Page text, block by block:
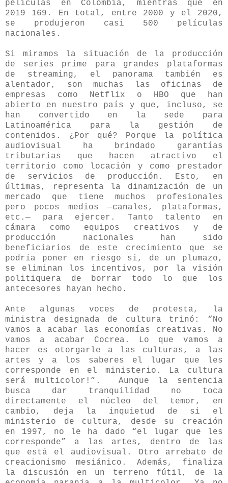
películas en Colombia, mientras que en
2019 169. En total, entre 2000 y el 2020,
se produjeron casi 500 películas
nacionales.
Si miramos la situación de la producción
de series prime para grandes plataformas
de streaming, el panorama también es
alentador, son muchas las oficinas de
empresas como Netflix o HBO que han
abierto en nuestro país y que, incluso, se
han convertido en la sede para
Latinoamérica para la gestión de
contenidos. ¿Por qué? Porque la política
audiovisual ha brindado garantías
tributarias que hacen atractivo el
territorio como locación y como prestador
de servicios de producción. Esto, en
últimas, representa la dinamización de un
mercado que tiene muchos profesionales
pero pocos medios —canales, plataformas,
etc.— para ejercer. Tanto talento en
cámara como equipos creativos y de
producción nacionales han sido
beneficiarios de este crecimiento que se
podría poner en riesgo si, de un plumazo,
se eliminan los incentivos, por la visión
politiquera de borrar todo lo que los
antecesores hayan hecho.
Ante algunas voces de protesta, la
ministra designada de cultura trinó: “No
vamos a acabar las economías creativas. No
vamos a acabar Cocrea. Lo que vamos a
hacer es otorgarle a las culturas, a las
artes y a los saberes el lugar que les
corresponde en el ministerio. La cultura
será multicolor!”. Aunque la sentencia
busca dar tranquilidad no toca
directamente el núcleo del temor, en
cambio, deja la inquietud de si el
ministerio de cultura, desde su creación
en 1997, no le ha dado “el lugar que les
corresponde” a las artes, dentro de las
que está el audiovisual. Otro arrebato de
creacionismo mesiánico. Además, finaliza
la discusión en un terreno fútil, de la